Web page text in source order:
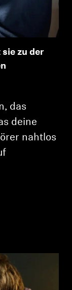
zu der
das
deine
nahtlos